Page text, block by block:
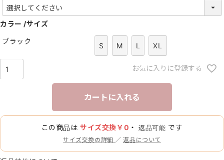
必
須
カラー サイズ
ブラック
S M L XL
お気に入りに登録する
カートに入れる
この商品はサイズ交換￥0 ・返品可能 です
サイズ交換の詳細 ／返品について